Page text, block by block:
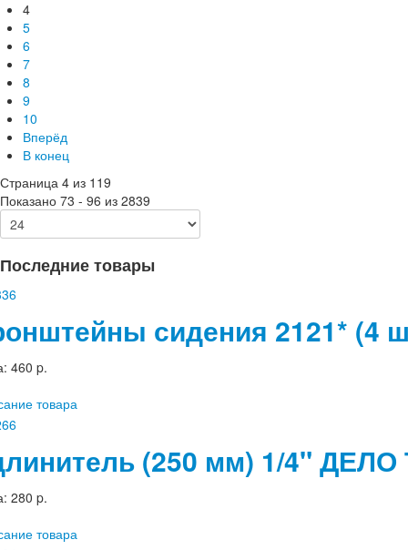
4
5
6
7
8
9
10
Вперёд
В конец
Страница 4 из 119
Показано 73 - 96 из 2839
Последние товары
сидения 2121* (4
460 p.
товара
(250 мм) 1/4"
280 p.
товара